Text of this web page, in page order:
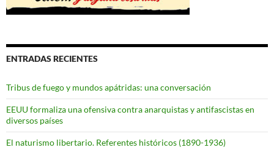
ENTRADAS RECIENTES
Tribus de fuego y mundos apátridas: una conversación
EEUU formaliza una ofensiva contra anarquistas y antifascistas en
diversos países
El naturismo libertario. Referentes históricos (1890-1936)